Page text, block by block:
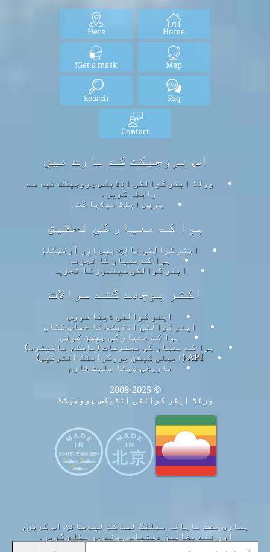
Home
Here
Map
Get a mask!
Faq
Search
Contact
اس پروجیکٹ کے بارے میں
ورلڈ ایئر کوالٹی انڈیکس پروجیکٹ ٹیم سے
رابطہ کریں۔
پریس اینڈ میڈیا کٹ
ہوا کے معیار کی تحقیق
ایئر کوالٹی نالج بیس اور آرٹیکلز
ہوا کے معیار کا تجربہ
ایئر کوالٹی سینسرز کا تجزیہ
اکثر پوچھے گئے سوالات
ایئر کوالٹی ڈیٹا سورس
ایئر کوالٹی انڈیکس کا حساب کتاب
ہوا کے معیار کی پیشن گوئی
ہوا کے معیار کی مصنوعات (ماسک، مانیٹر…)
API (ایپلی کیشن پروگرامنگ انٹرفیس)
تاریخی ڈیٹا پلیٹ فارم
© 2008-2025
ورلڈ ایئر کوالٹی انڈیکس پروجیکٹ
ہماری مفت ماہانہ میلنگ لسٹ کے لیے سائن اپ کریں،
اور نئے مضامین دستیاب ہونے پر مطلع کریں۔